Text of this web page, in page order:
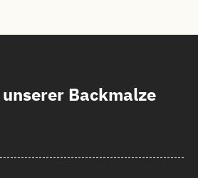
Backmalze